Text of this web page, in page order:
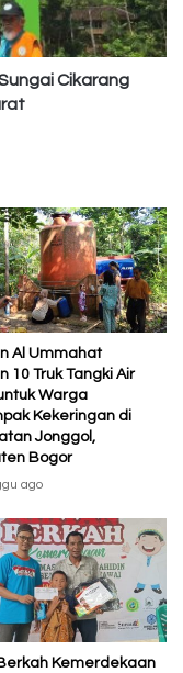
Cikarang
Al Ummahat
10 Truk Tangki Air
Warga
Kekeringan di
Jonggol,
Bogor
ago
Kemerdekaan